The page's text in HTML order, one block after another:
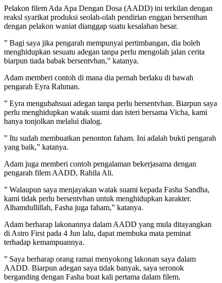
Pelakon filem Ada Apa Dengan Dosa (AADD) ini terkilan dengan
reaksl syarikat produksi seolah-olah pendirian enggan bersenthan
dengan pelakon waniat dianggap suatu kesalahan besar.
” Bagi saya jika pengarah mempunyai pertimbangan, dia boleh
menghidupkan sesuatu adegan tanpa perlu mengolah jalan cerita
biarpun tiada babak bersentvhan,” katanya.
Adam memberi contoh di mana dia pernah berlaku di bawah
pengarah Eyra Rahman.
” Eyra mengubahsuai adegan tanpa perlu bersentvhan. Biarpun saya
perlu menghidupkan watak suami dan isteri bersama Vicha, kami
hanya tonjolkan melalui dialog.
” Itu sudah membuatkan penonton faham. Ini adalah bukti pengarah
yang baik,” katanya.
Adam juga memberi contoh pengalaman bekerjasama dengan
pengarah filem AADD, Rahila Ali.
” Walaupun saya menjayakan watak suami kepada Fasha Sandha,
kami tidak perlu bersentvhan untuk menghidupkan karakter.
Alhamdullillah, Fasha juga faham,” katanya.
Adam berharap lakonannya dalam AADD yang mula ditayangkan
di Astro First pada 4 Jun lalu, dapat membuka mata peminat
terhadap kemampuannya.
” Saya berharap orang ramai menyokong lakonan saya dalam
AADD. Biarpun adegan saya tidak banyak, saya seronok
berganding dengan Fasha buat kali pertama dalam filem.